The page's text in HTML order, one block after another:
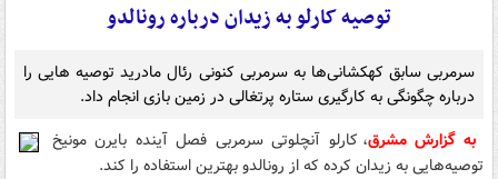
توصیه کارلو به زیدان درباره رونالدو
سرمربی سابق کهکشانی‌ها به سرمربی کنونی رئال مادرید توصیه هایی را
درباره چگونگی به کارگیری ستاره پرتغالی در زمین بازی انجام داد.
به گزارش مشرق، کارلو آنچلوتی سرمربی فصل آینده بایرن مونیخ
توصیه‌هایی به زیدان کرده که از رونالدو بهترین استفاده را کند.